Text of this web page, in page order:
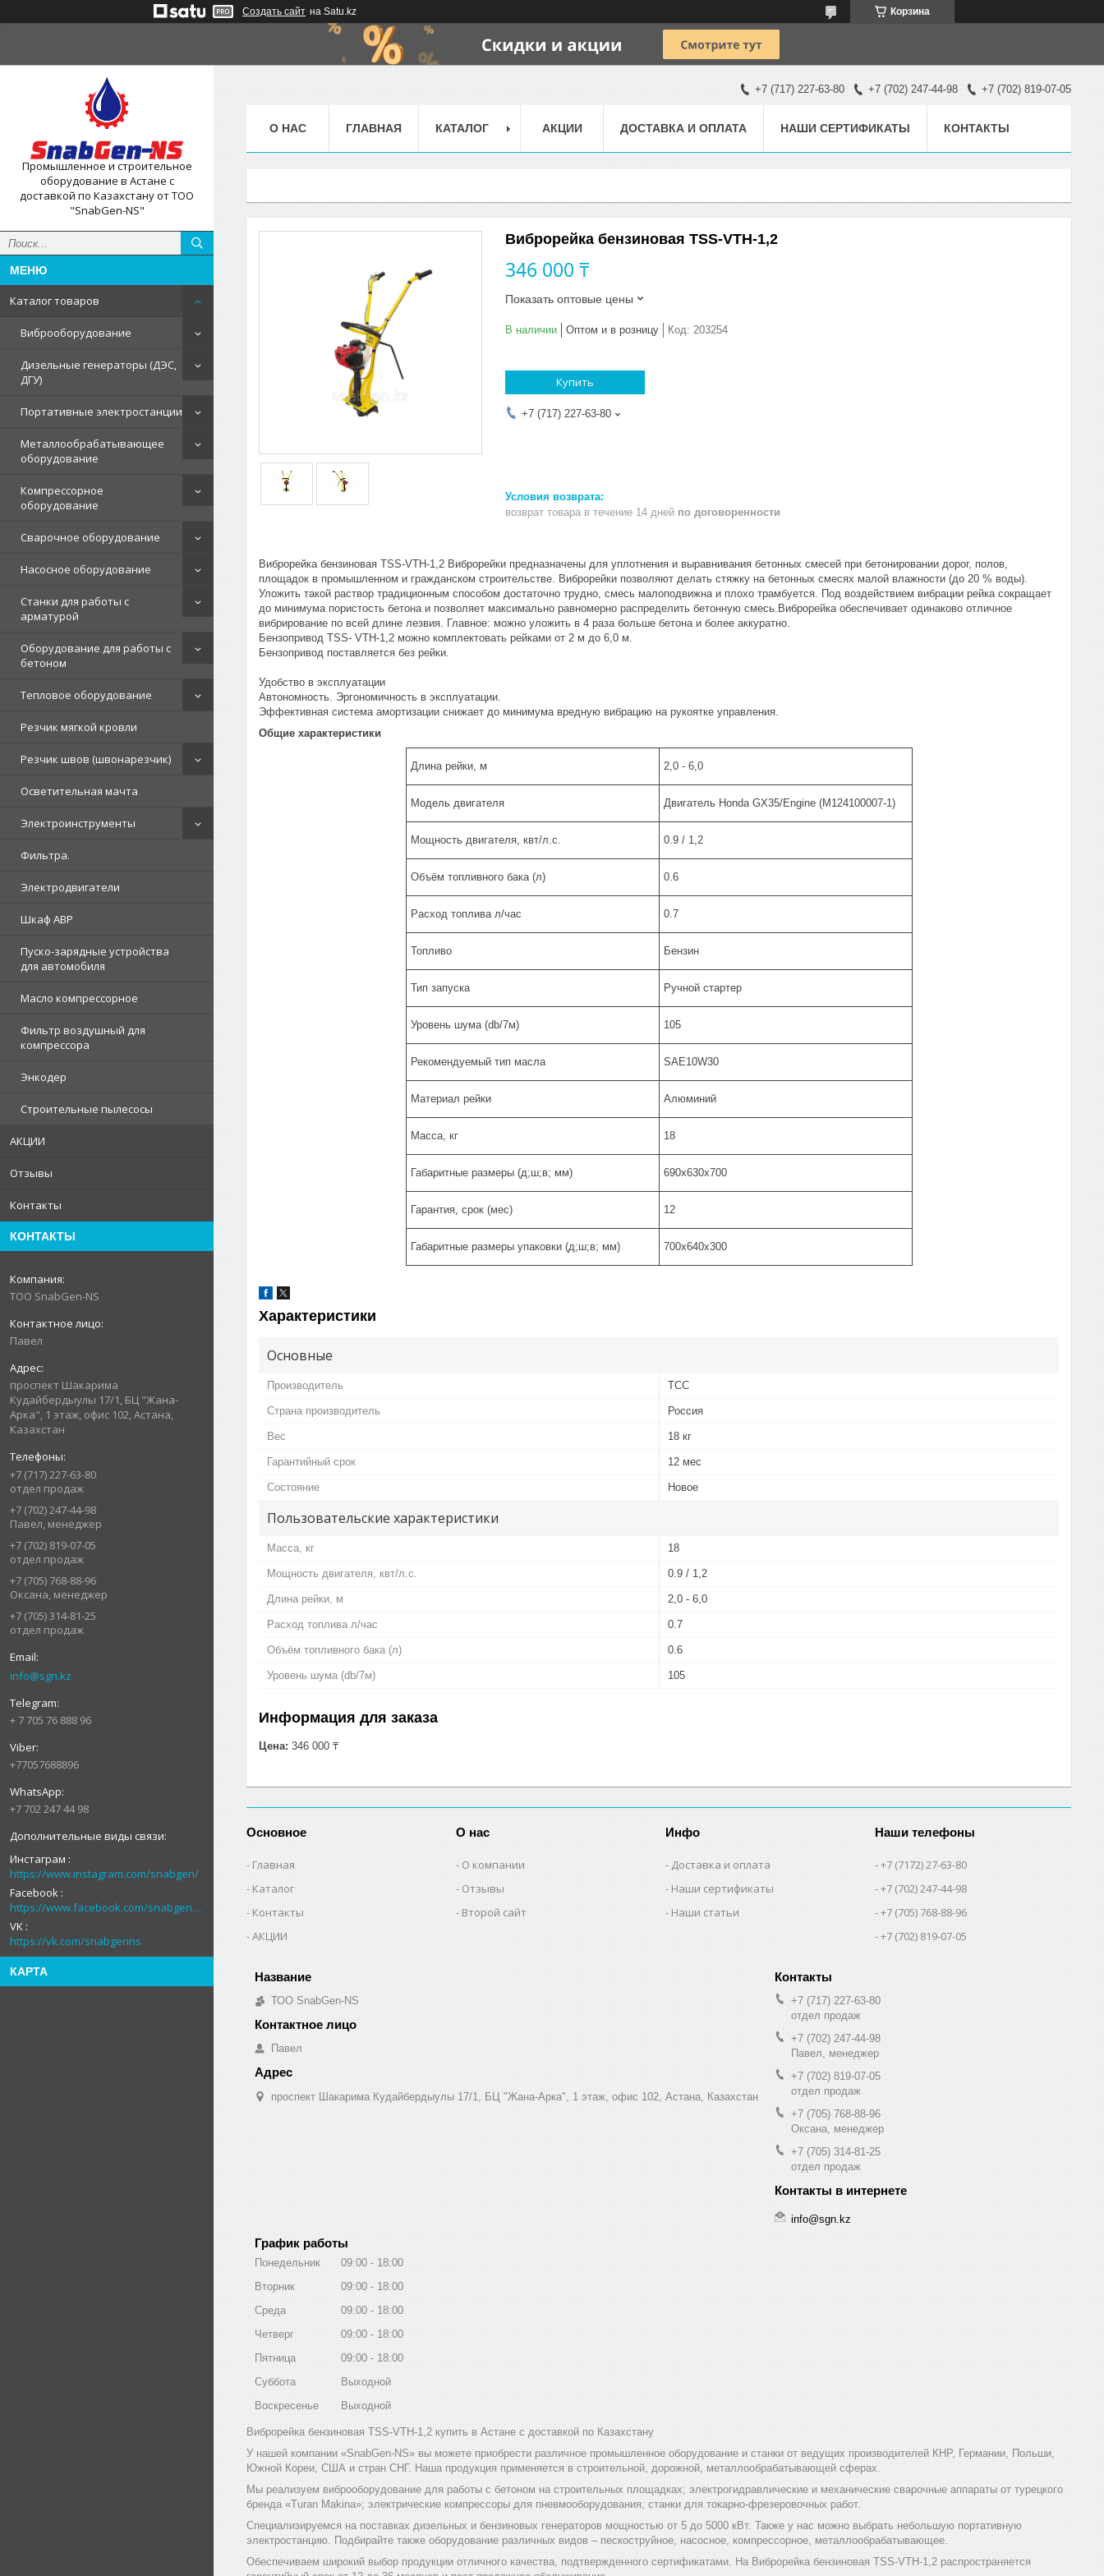
Создать сайт на Satu.kz Корзина
Промышленное и строительное
оборудование в Астане с
доставкой по Казахстану от ТОО
"SnabGen-NS"
Каталог товаров
Виброоборудование
Дизельные генераторы (ДЭС,
ДГУ)
Портативные электростанции
Металлообрабатывающее
оборудование
Компрессорное
оборудование
Сварочное оборудование
Насосное оборудование
Станки для работы с
арматурой
Оборудование для работы с
бетоном
Тепловое оборудование
Резчик мягкой кровли
Резчик швов (швонарезчик)
Осветительная мачта
Электроинструменты
Фильтра.
Электродвигатели
Шкаф АВР
Пуско-зарядные устройства
для автомобиля
Масло компрессорное
Фильтр воздушный для
компрессора
Энкодер
Строительные пылесосы
АКЦИИ
Отзывы
Контакты
КОНТАКТЫ
ТОО SnabGen-NS
Павел
проспект Шакарима
Кудайбердыулы 17/1, БЦ "Жана-
Арка", 1 этаж, офис 102, Астана,
Казахстан
+7 (717) 227-63-80
отдел продаж
+7 (702) 247-44-98
Павел, менеджер
+7 (702) 819-07-05
отдел продаж
+7 (705) 768-88-96
Оксана, менеджер
+7 (705) 314-81-25
отдел продаж
info@sgn.kz
+ 7 705 76 888 96
+77057688896
+7 702 247 44 98
Инстаграм
https://www.instagram.com/snabgen/
Facebook
https://www.facebook.com/snabgenNS
VK
https://vk.com/snabgenns
КАРТА
+7 (717) 227-63-80 +7 (702) 247-44-98 +7 (702) 819-07-05
О НАС ГЛАВНАЯ КАТАЛОГ АКЦИИ ДОСТАВКА И ОПЛАТА НАШИ СЕРТИФИКАТЫ КОНТАКТЫ
Виброрейка бензиновая TSS-VTH-1,2
346 000 ₸
Показать оптовые цены
В наличии Оптом и в розницу Код: 203254
Купить
+7 (717) 227-63-80
возврат товара в течение 14 дней по договоренности
Виброрейка бензиновая TSS-VTH-1,2 Виброрейки предназначены для уплотнения и выравнивания бетонных смесей при бетонировании дорог, полов,
площадок в промышленном и гражданском строительстве. Виброрейки позволяют делать стяжку на бетонных смесях малой влажности (до 20 % воды).
Уложить такой раствор традиционным способом достаточно трудно, смесь малоподвижна и плохо трамбуется. Под воздействием вибрации рейка сокращает
до минимума пористость бетона и позволяет максимально равномерно распределить бетонную смесь.Виброрейка обеспечивает одинаково отличное
вибрирование по всей длине лезвия. Главное: можно уложить в 4 раза больше бетона и более аккуратно.
Бензопривод TSS- VTH-1,2 можно комплектовать рейками от 2 м до 6,0 м.
Бензопривод поставляется без рейки.
Удобство в эксплуатации
Автономность. Эргономичность в эксплуатации.
Эффективная система амортизации снижает до минимума вредную вибрацию на рукоятке управления.
Общие характеристики
Длина рейки, м 2,0 - 6,0
Модель двигателя Двигатель Honda GX35/Engine (М124100007-1)
Мощность двигателя, квт/л.с. 0.9 / 1,2
Объём топливного бака (л) 0.6
Расход топлива л/час 0.7
Топливо Бензин
Тип запуска Ручной стартер
Уровень шума (db/7м) 105
Рекомендуемый тип масла SAE10W30
Материал рейки Алюминий
Масса, кг 18
Габаритные размеры (д;ш;в; мм) 690х630х700
Гарантия, срок (мес) 12
Габаритные размеры упаковки (д;ш;в; мм) 700х640х300
Характеристики
Основные
Производитель ТСС
Страна производитель Россия
Вес 18 кг
Гарантийный срок 12 мес
Состояние Новое
Пользовательские характеристики
Масса, кг 18
Мощность двигателя, квт/л.с. 0.9 / 1,2
Длина рейки, м 2,0 - 6,0
Расход топлива л/час 0.7
Объём топливного бака (л) 0.6
Уровень шума (db/7м) 105
Информация для заказа
Цена: 346 000 ₸
Основное
Главная
Каталог
Контакты
АКЦИИ
О нас
О компании
Отзывы
Второй сайт
Инфо
Доставка и оплата
Наши сертификаты
Наши статьи
Наши телефоны
+7 (7172) 27-63-80
+7 (702) 247-44-98
+7 (705) 768-88-96
+7 (702) 819-07-05
ТОО SnabGen-NS
Павел
проспект Шакарима Кудайбердыулы 17/1, БЦ "Жана-Арка", 1 этаж, офис 102, Астана, Казахстан
+7 (717) 227-63-80
отдел продаж
+7 (702) 247-44-98
Павел, менеджер
+7 (702) 819-07-05
отдел продаж
+7 (705) 768-88-96
Оксана, менеджер
+7 (705) 314-81-25
отдел продаж
info@sgn.kz
График работы
Понедельник 09:00
18:00
Вторник
09:00
18:00
Среда
09:00
18:00
Четверг
09:00
18:00
Пятница
09:00
18:00
Суббота
Выходной
Воскресенье
Выходной
Виброрейка бензиновая TSS-VTH-1,2 купить в Астане с доставкой по Казахстану
У нашей компании «SnabGen-NS» вы можете приобрести различное промышленное оборудование и станки от ведущих производителей КНР, Германии, Польши,
Южной Кореи, США и стран СНГ. Наша продукция применяется в строительной, дорожной, металлообрабатывающей сферах.
Мы реализуем виброоборудование для работы с бетоном на строительных площадках; электрогидравлические и механические сварочные аппараты от турецкого
бренда «Turan Makina»; электрические компрессоры для пневмооборудования; станки для токарно-фрезеровочных работ.
Специализируемся на поставках дизельных и бензиновых генераторов мощностью от 5 до 5000 кВт. Также у нас можно выбрать небольшую портативную
электростанцию. Подбирайте также оборудование различных видов – пескоструйное, насосное, компрессорное, металлообрабатывающее.
Обеспечиваем широкий выбор продукции отличного качества, подтвержденного сертификатами. На Виброрейка бензиновая TSS-VTH-1,2 распространяется